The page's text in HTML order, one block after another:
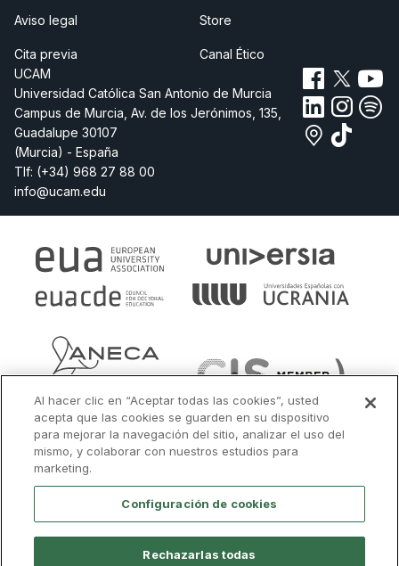
Aviso legal
Cita previa
Store
Canal Ético
UCAM
Universidad Católica San Antonio de Murcia
Campus de Murcia, Av. de los Jerónimos, 135,
Guadalupe 30107
(Murcia) - España
Tlf: (+34) 968 27 88 00
info@ucam.edu
Al hacer clic en “Aceptar todas las cookies”, usted
acepta que las cookies se guarden en su dispositivo
para mejorar la navegación del sitio, analizar el uso del
mismo, y colaborar con nuestros estudios para
marketing.
Configuración de cookies
Rechazarlas todas